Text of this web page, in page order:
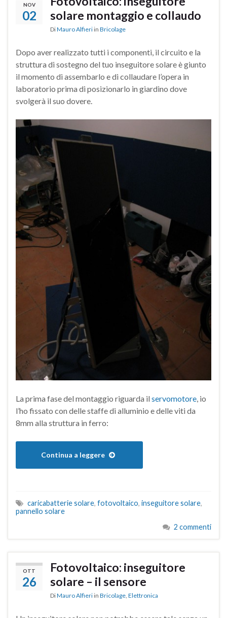
NOV
02
solare montaggio e collaudo
DiMauro Alfieri in Bricolage
Dopo aver realizzato tutti i componenti, il circuito e la
struttura di sostegno del tuo inseguitore solare è giunto
il momento di assembarlo e di collaudare l’opera in
laboratorio prima di posizionarlo in giardino dove
svolgerà il suo dovere.
La prima fase del montaggio riguarda il servomotore, io
l’ho fissato con delle staffe di alluminio e delle viti da
8mm alla struttura in ferro:
Continua a leggere
caricabatterie solare, fotovoltaico, inseguitore solare,
pannello solare
2 commenti
OTT
26
Fotovoltaico: inseguitore
solare – il sensore
DiMauro Alfieri in Bricolage, Elettronica